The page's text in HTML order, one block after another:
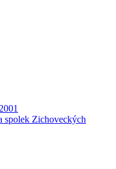
spolek Zichoveckých